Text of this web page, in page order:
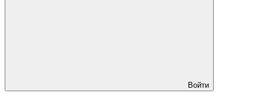
Войти